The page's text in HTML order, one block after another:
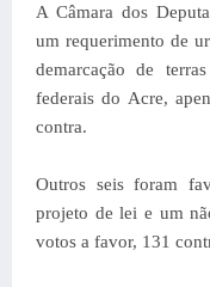
A Câmara dos
um requerimento de
demarcação de
federais do Acre,
contra.
Outros seis foram
projeto de lei e um
votos a favor, 131